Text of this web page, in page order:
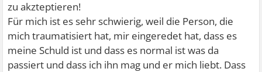
zu akzteptieren!
Für mich ist es sehr schwierig, weil die Person, die
mich traumatisiert hat, mir eingeredet hat, dass es
meine Schuld ist und dass es normal ist was da
passiert und dass ich ihn mag und er mich liebt. Dass